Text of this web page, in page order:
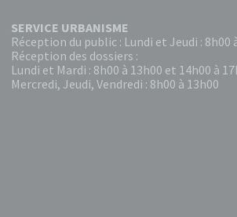
SERVICE URBANISME
Réception du public : Lundi et Jeudi : 8h00
Réception des dossiers :
Lundi et Mardi : 8h00 à 13h00 et 14h00 à
Mercredi, Jeudi, Vendredi : 8h00 à 13h00